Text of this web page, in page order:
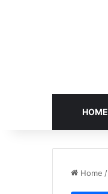
HOME
Home /